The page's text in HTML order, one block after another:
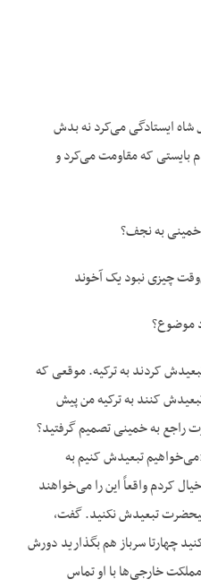
شاه ایستادگی می‌کرد نه بدش
بایستی که مقاومت می‌کرد و
به نجف؟
چیزی نبود یک آخوند
موضوع؟
کردند به ترکیه. موقعی که
کنند به ترکیه من پیش
راجع به خمینی تصمیم گرفتید؟
تبعیدش کنیم به
کردم واقعاً این را می‌خواهند
تبعیدش نکنید. گفت،
چهارتا سرباز هم بگذارید دورش
خارجی‌ها با او تماس